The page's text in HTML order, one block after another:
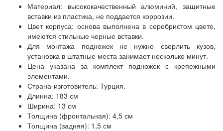
Материал: высококачественный алюминий, защитные
вставки из пластика, не поддается коррозии.
Цвет корпуса: основа выполнена в серебристом цвете,
имеются стильные черные вставки.
Для монтажа подножек не нужно сверлить кузов,
установка в штатные места занимает несколько минут.
Цена указана за комплект подножек с крепежными
элементами.
Страна-изготовитель: Турция.
Длинна: 183 см
Ширина: 13 см
Толщина (фронтальная): 4,5 см
Толщина (задняя): 1,5 см